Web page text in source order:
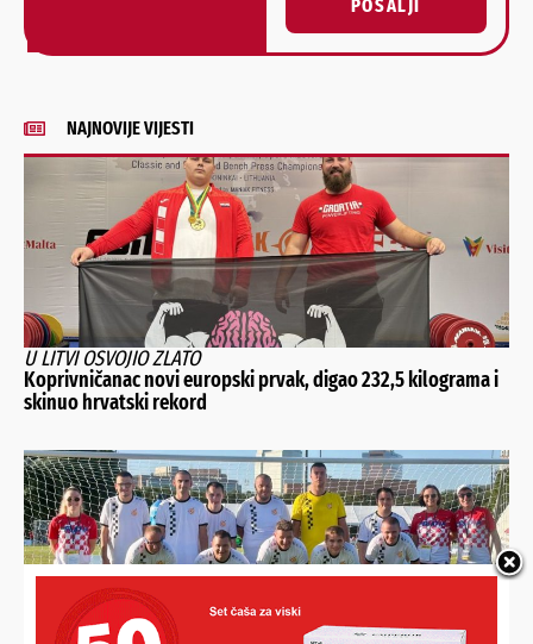
POŠALJI
Alternative:
NAJNOVIJE VIJESTI
U LITVI OSVOJIO ZLATO
Koprivničanac novi europski prvak, digao 232,5 kilograma i
skinuo hrvatski rekord